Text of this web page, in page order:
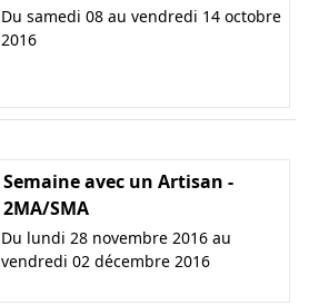
Du samedi 08 au vendredi 14 octobre
2016
Semaine avec un Artisan -
2MA/SMA
Du lundi 28 novembre 2016 au
vendredi 02 décembre 2016